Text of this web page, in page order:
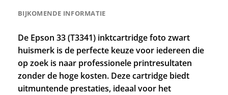
BIJKOMENDE INFORMATIE
De Epson 33 (T3341) inktcartridge foto zwart
huismerk is de perfecte keuze voor iedereen die
op zoek is naar professionele printresultaten
zonder de hoge kosten. Deze cartridge biedt
uitmuntende prestaties, ideaal voor het